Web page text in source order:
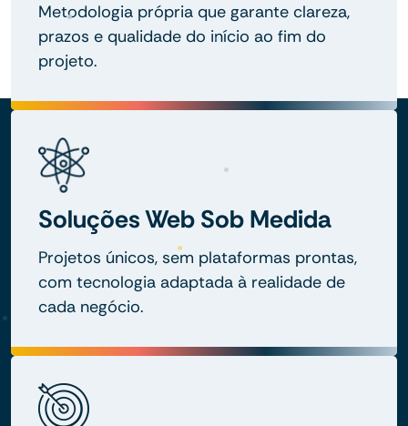
Metodologia própria que garante clareza,
prazos e qualidade do início ao fim do
projeto.
Soluções Web Sob Medida
Projetos únicos, sem plataformas prontas,
com tecnologia adaptada à realidade de
cada negócio.